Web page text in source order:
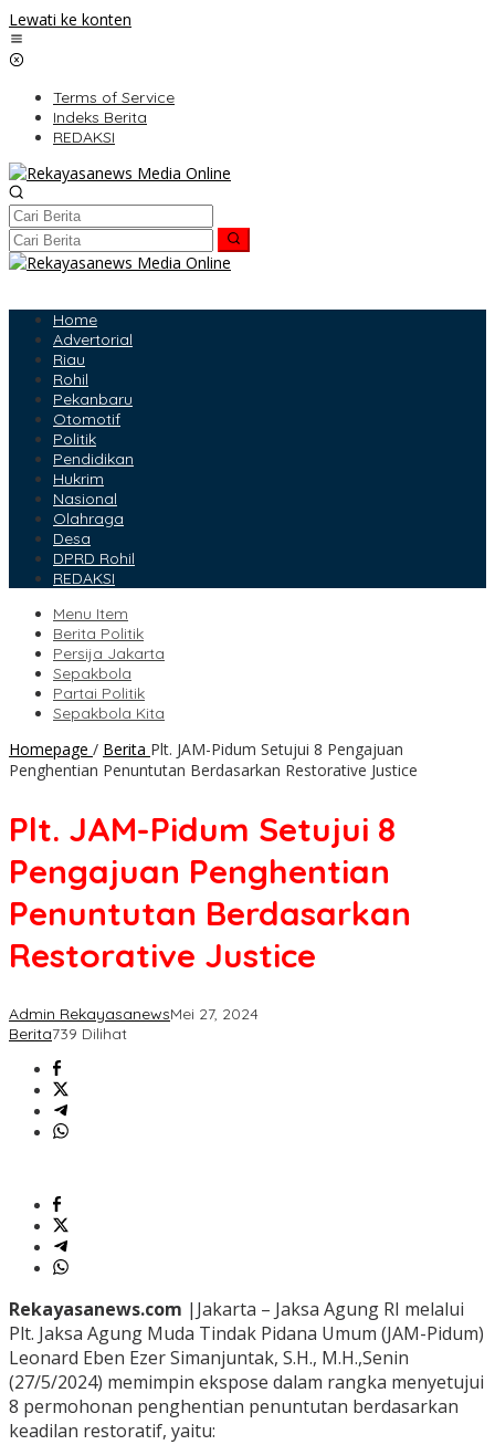
Lewati ke konten
Terms of Service
Indeks Berita
REDAKSI
Home
Advertorial
Riau
Rohil
Pekanbaru
Otomotif
Politik
Pendidikan
Hukrim
Nasional
Olahraga
Desa
DPRD Rohil
REDAKSI
Menu Item
Berita Politik
Persija Jakarta
Sepakbola
Partai Politik
Sepakbola Kita
Homepage / Berita Plt. JAM-Pidum Setujui 8 Pengajuan
Penghentian Penuntutan Berdasarkan Restorative Justice
Plt. JAM-Pidum Setujui 8
Pengajuan Penghentian
Penuntutan Berdasarkan
Restorative Justice
Admin RekayasanewsMei 27, 2024
Berita739 Dilihat
Rekayasanews.com |Jakarta – Jaksa Agung RI melalui
Plt. Jaksa Agung Muda Tindak Pidana Umum (JAM-Pidum)
Leonard Eben Ezer Simanjuntak, S.H., M.H.,Senin
(27/5/2024) memimpin ekspose dalam rangka menyetujui
8 permohonan penghentian penuntutan berdasarkan
keadilan restoratif, yaitu: